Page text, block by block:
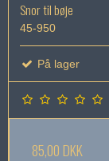
Snor til bøje
45-950
På lager
85,00 DKK